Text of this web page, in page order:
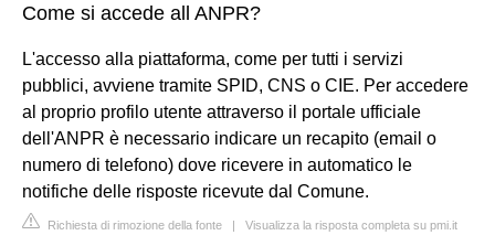
Come si accede all ANPR?
L'accesso alla piattaforma, come per tutti i servizi
pubblici, avviene tramite SPID, CNS o CIE. Per accedere
al proprio profilo utente attraverso il portale ufficiale
dell'ANPR è necessario indicare un recapito (email o
numero di telefono) dove ricevere in automatico le
notifiche delle risposte ricevute dal Comune.
Richiesta di rimozione della fonte | Visualizza la risposta completa su pmi.it